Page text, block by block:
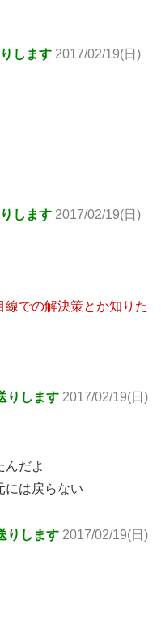
します 2017/02/19(日)
します 2017/02/19(日)
での解決策とか知りた
りします 2017/02/19(日)
んだよ
には戻らない
りします 2017/02/19(日)